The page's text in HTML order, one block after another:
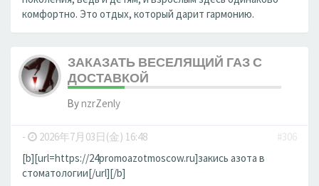
комфортно. Это отдых, который дарит гармонию.
ЗАКАЗАТЬ ВЕСЕЛЯЩИЙ ГАЗ С
ДОСТАВКОЙ
BynzrZenly
- 2026年7月03日(金) 16:48
#306
[b][url=https://24promoazotmoscow.ru]закись азота в
стоматологии[/url][/b]